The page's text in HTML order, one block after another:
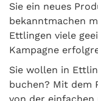
Sie ein neues
bekanntmachen
Ettlingen viele
Kampagne
Sie wollen in
buchen? Mit dem